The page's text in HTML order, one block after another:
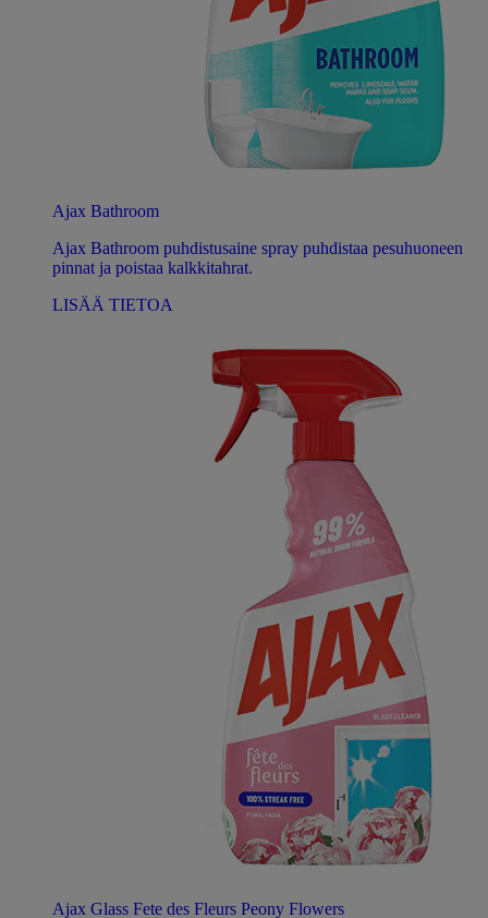
Ajax Bathroom
Ajax Bathroom puhdistusaine spray puhdistaa pesuhuoneen
pinnat ja poistaa kalkkitahrat.
LISÄÄ TIETOA
Ajax Glass Fete des Fleurs Peony Flowers